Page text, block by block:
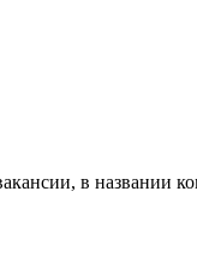
в названии